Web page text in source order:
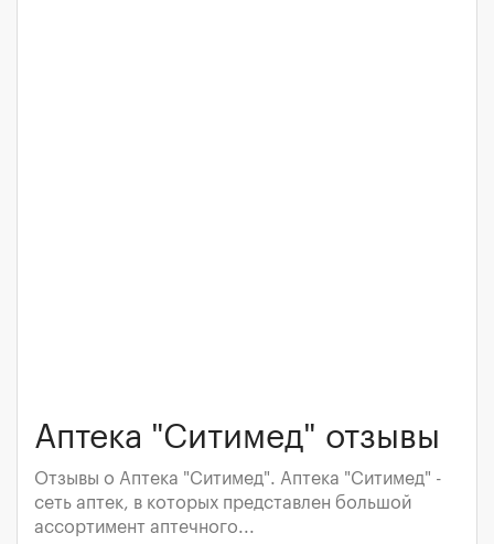
Аптека "Ситимед" отзывы
Отзывы о Аптека "Ситимед". Аптека "Ситимед" -
сеть аптек, в которых представлен большой
ассортимент аптечного...